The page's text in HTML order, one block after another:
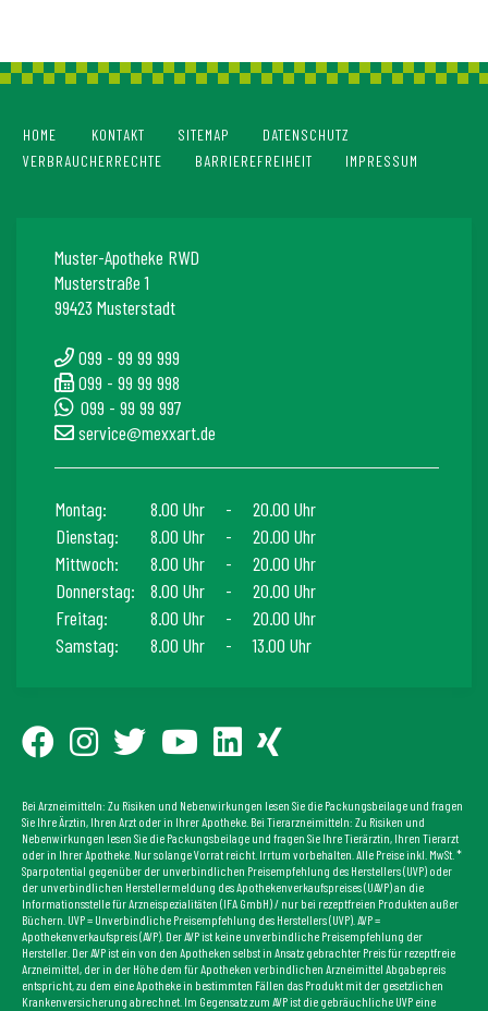
HOME KONTAKT SITEMAP
DATENSCHUTZ
VERBRAUCHERRECHTE
BARRIEREFREIHEIT IMPRESSUM
Muster-Apotheke RWD
Musterstraße 1
99423 Musterstadt
099 - 99 99 999
099 - 99 99 998
099 - 99 99 997
service@mexxart.de
Montag: 8.00 Uhr -
20.00 Uhr
Dienstag:
8.00 Uhr -
20.00 Uhr
Mittwoch:
8.00 Uhr -
20.00 Uhr
Donnerstag: 8.00 Uhr -
20.00 Uhr
Freitag:
8.00 Uhr -
20.00 Uhr
Samstag:
8.00 Uhr - 13.00 Uhr
Bei Arzneimitteln: Zu Risiken und Nebenwirkungen lesen Sie die Packungsbeilage und fragen
Sie Ihre Ärztin, Ihren Arzt oder in Ihrer Apotheke. Bei Tierarzneimitteln: Zu Risiken und
Nebenwirkungen lesen Sie die Packungsbeilage und fragen Sie Ihre Tierärztin, Ihren Tierarzt
oder in Ihrer Apotheke. Nur solange Vorrat reicht. Irrtum vorbehalten. Alle Preise inkl. MwSt. *
Sparpotential gegenüber der unverbindlichen Preisempfehlung des Herstellers (UVP) oder
der unverbindlichen Herstellermeldung des Apothekenverkaufspreises (UAVP) an die
Informationsstelle für Arzneispezialitäten (IFA GmbH) / nur bei rezeptfreien Produkten außer
Büchern. UVP = Unverbindliche Preisempfehlung des Herstellers (UVP). AVP =
Apothekenverkaufspreis (AVP). Der AVP ist keine unverbindliche Preisempfehlung der
Hersteller. Der AVP ist ein von den Apotheken selbst in Ansatz gebrachter Preis für rezeptfreie
Arzneimittel, der in der Höhe dem für Apotheken verbindlichen Arzneimittel Abgabepreis
entspricht, zu dem eine Apotheke in bestimmten Fällen das Produkt mit der gesetzlichen
Krankenversicherung abrechnet. Im Gegensatz zum AVP ist die gebräuchliche UVP eine